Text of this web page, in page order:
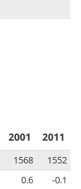
2001 2011
1568
1552
0.6
-0.1